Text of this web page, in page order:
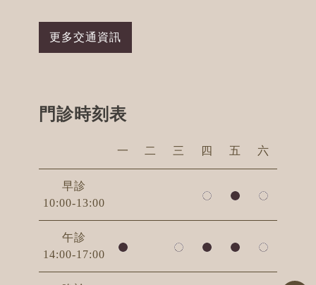
更多交通資訊
門診時刻表
一 二 三 四 五 六
早診
10:00-13:00
午診
14:00-17:00